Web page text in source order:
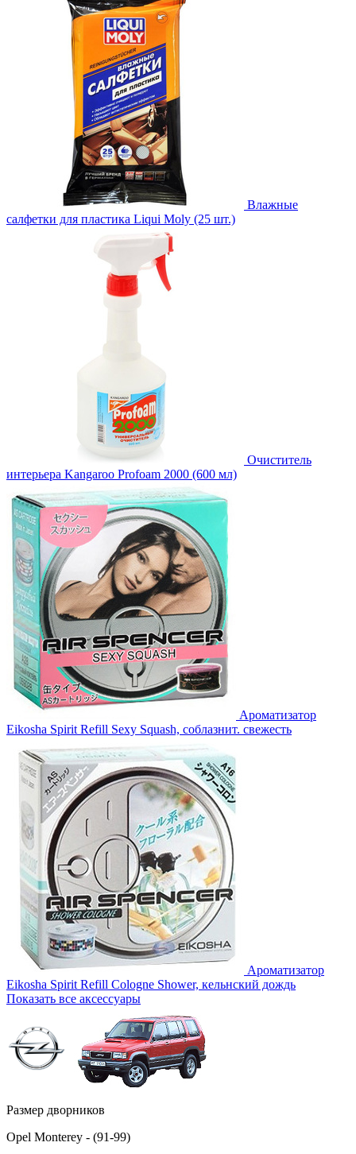
Влажные
салфетки для пластика Liqui Moly (25 шт.)
Очиститель
интерьера Kangaroo Profoam 2000 (600 мл)
Ароматизатор
Eikosha Spirit Refill Sexy Squash, соблазнит. свежесть
Ароматизатор
Eikosha Spirit Refill Cologne Shower, кельнский дождь
Показать все аксессуары
Размер дворников
Opel Monterey - (91-99)